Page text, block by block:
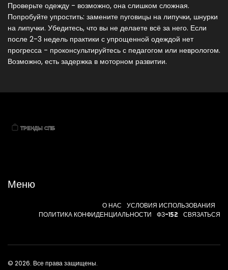
Проверьте одежду - возможно, она слишком сложная.
Попробуйте упростить: замените пуговицы на липучки, шнурки
на липучки. Убедитесь, что вы не делаете всё за него. Если
после 2-3 недель практики с упрощенной одеждой нет
прогресса - проконсультируйтесь с педагогом или неврологом.
Возможно, есть задержка в моторном развитии.
Меню
О НАС
УСЛОВИЯ ИСПОЛЬЗОВАНИЯ
ПОЛИТИКА КОНФИДЕНЦИАЛЬНОСТИ
ФЗ-152 СВЯЗАТЬСЯ
© 2026. Все права защищены.